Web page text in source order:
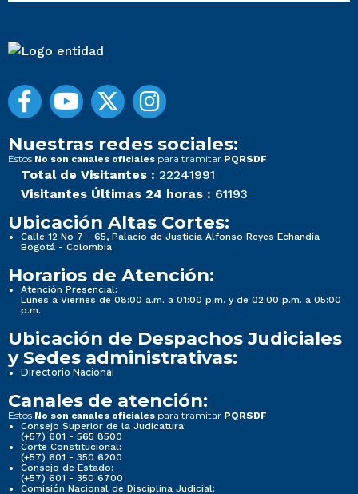
Nuestras redes sociales:
Estos No son canales oficiales para tramitar PQRSDF
Total de Visitantes : 22241991
Visitantes Últimas 24 horas : 61193
Ubicación Altas Cortes:
Calle 12 No 7 - 65, Palacio de Justicia Alfonso Reyes Echandía
Bogotá - Colombia
Horarios de Atención:
Atención Presencial:
Lunes a Viernes de 08:00 a.m. a 01:00 p.m. y de 02:00 p.m. a 05:00
p.m.
Ubicación de Despachos Judiciales
y Sedes administrativas:
Directorio Nacional
Canales de atención:
Estos No son canales oficiales para tramitar PQRSDF
Consejo Superior de la Judicatura:
(+57) 601 - 565 8500
Corte Constitucional:
(+57) 601 - 350 6200
Consejo de Estado:
(+57) 601 - 350 6700
Comisión Nacional de Disciplina Judicial: